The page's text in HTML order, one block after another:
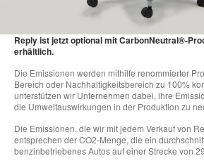
Reply ist jetzt optional mit CarbonNeutral®-
erhältlich.
Die Emissionen werden mithilfe renommierter
Bereich oder Nachhaltigkeitsbereich zu 100%
unterstützen wir Unternehmen dabei, ihre
die Umweltauswirkungen in der Produktion zu
Die Emissionen, die wir mit jedem Verkauf von
entsprechen der CO2-Menge, die ein
benzinbetriebenes Autos auf einer Strecke von